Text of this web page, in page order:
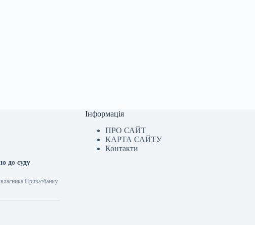
до суду
Приватбанку
Інформація
ПРО САЙТ
КАРТА САЙТУ
Контакти